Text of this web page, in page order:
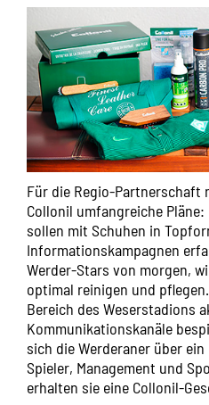
Für die Regio-Partnerschaft
Collonil umfangreiche
sollen mit Schuhen in
Informationskampagnen
Werder-Stars von morgen,
optimal reinigen und
Bereich des Weserstadions
Kommunikationskanäle
sich die Werderaner über
Spieler, Management und
erhalten sie eine Collonil-